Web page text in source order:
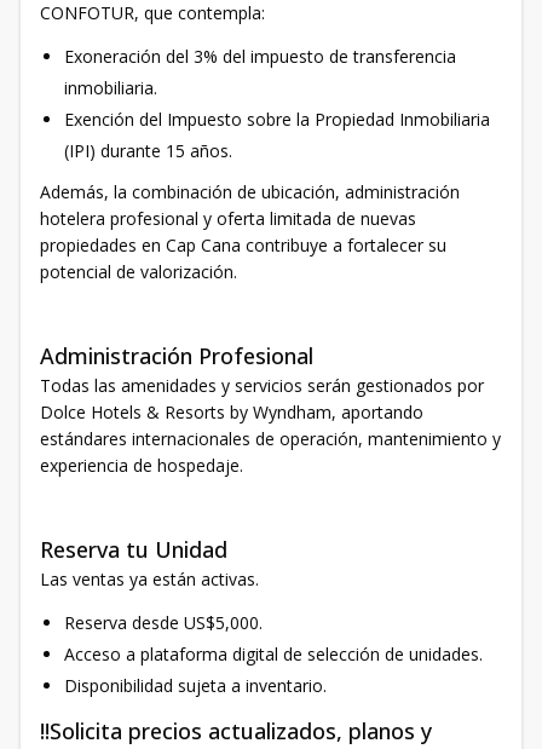
CONFOTUR, que contempla:
Exoneración del 3% del impuesto de transferencia
inmobiliaria.
Exención del Impuesto sobre la Propiedad Inmobiliaria
(IPI) durante 15 años.
Además, la combinación de ubicación, administración
hotelera profesional y oferta limitada de nuevas
propiedades en Cap Cana contribuye a fortalecer su
potencial de valorización.
Administración Profesional
Todas las amenidades y servicios serán gestionados por
Dolce Hotels & Resorts by Wyndham, aportando
estándares internacionales de operación, mantenimiento y
experiencia de hospedaje.
Reserva tu Unidad
Las ventas ya están activas.
Reserva desde US$5,000.
Acceso a plataforma digital de selección de unidades.
Disponibilidad sujeta a inventario.
!!Solicita precios actualizados, planos y